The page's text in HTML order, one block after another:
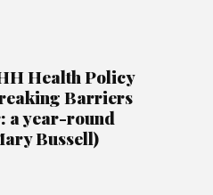
Health Policy
Barriers
a year-round
Bussell)